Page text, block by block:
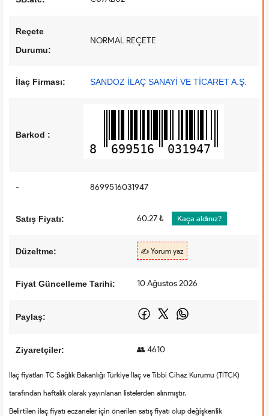
Reçete
Durumu:
NORMAL REÇETE
İlaç Firması: SANDOZ İLAÇ SANAYİ VE TİCARET A.Ş.
Barkod :
8 699516 031947
- 8699516031947
Satış Fiyatı: 60.27 ₺ Kaça aldınız?
Düzeltme: ✍️ Yorum yaz
Fiyat Güncelleme Tarihi: 10 Ağustos 2026
Paylaş:
Ziyaretçiler: 👥 4610
İlaç fiyatları TC Sağlık Bakanlığı Türkiye İlaç ve Tıbbi Cihaz Kurumu (TİTCK)
tarafından haftalık olarak yayınlanan listelerden alınmıştır.
Belirtilen ilaç fiyatı eczaneler için önerilen satış fiyatı olup değişkenlik